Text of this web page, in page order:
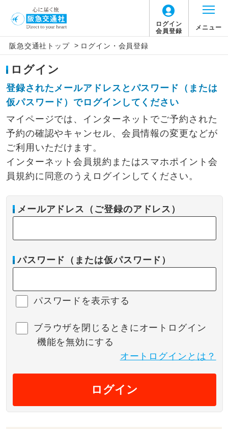
ログイン
会員登録
メニュー
阪急交通社トップ > ログイン・会員登録
ログイン
登録されたメールアドレスとパスワード（または
仮パスワード）でログインしてください
マイページでは、インターネットでご予約された
予約の確認やキャンセル、会員情報の変更などが
ご利用いただけます。
インターネット会員規約またはスマホポイント会
員規約に同意のうえログインしてください。
メールアドレス（ご登録のアドレス）
パスワード（または仮パスワード）
パスワードを表示する
ブラウザを閉じるときにオートログイン
機能を無効にする
オートログインとは？
ログイン